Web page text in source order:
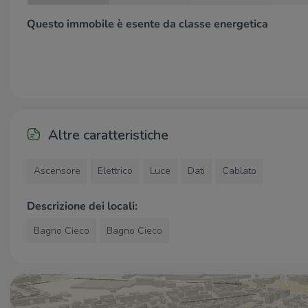
Treviglio e si trova dentro la circonvallazione interna.
pagamento.
Questo immobile è esente da classe energetica
Altre caratteristiche
Ascensore Elettrico Luce Dati Cablato
Descrizione dei locali:
Bagno Cieco Bagno Cieco